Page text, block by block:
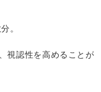
。
視認性を高めることが